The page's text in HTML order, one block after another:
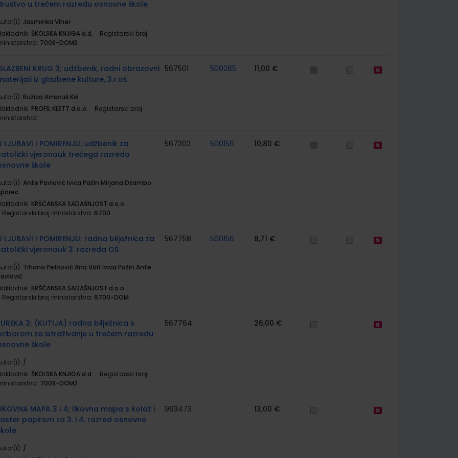
u trećem razredu osnovne škole
Jasminka Viher
ŠKOLSKA KNJIGA d.d.
Registarski broj
7008-DOM3
KRUG 3; udžbenik, radni obrazovni
iz glazbene kulture, 3.r.oš
Ružica Ambruš Kiš
PROFIL KLETT d.o.o.
Registarski broj
567501 500285 11,00 €
LJUBAVI I POMIRENJU; udžbenik za
vjeronauk trećega razreda
škole
Ante Pavlović Ivica Pažin Mirjana Džambo
KRŠĆANSKA SADAŠNJOST d.o.o.
Registarski broj ministarstva: 6700
567202 500156 10,80 €
LJUBAVI I POMIRENJU; radna bilježnica za
vjeronauk 3. razreda OŠ
Tihana Petković Ana Volf Ivica Pažin Ante
KRŠĆANSKA SADAŠNJOST d.o.o.
Registarski broj ministarstva: 6700-DOM
567758 500156 8,71 €
3; (KUTIJA) radna bilježnica s
za istraživanje u trećem razredu
škole
/
ŠKOLSKA KNJIGA d.d.
Registarski broj
7008-DOM2
567764 26,00 €
MAPA 3 i 4; likovna mapa s kolaž i
papirom za 3. i 4. razred osnovne
/
993473 13,00 €